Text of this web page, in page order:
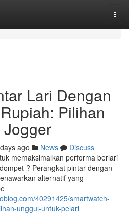
Lari Dengan
Pilihan
ago News
Discuss
memaksimalkan performa berlari
? Perangkat pintar dengan
alternatif yang
40291425/smartwatch-
unggul-untuk-pelari